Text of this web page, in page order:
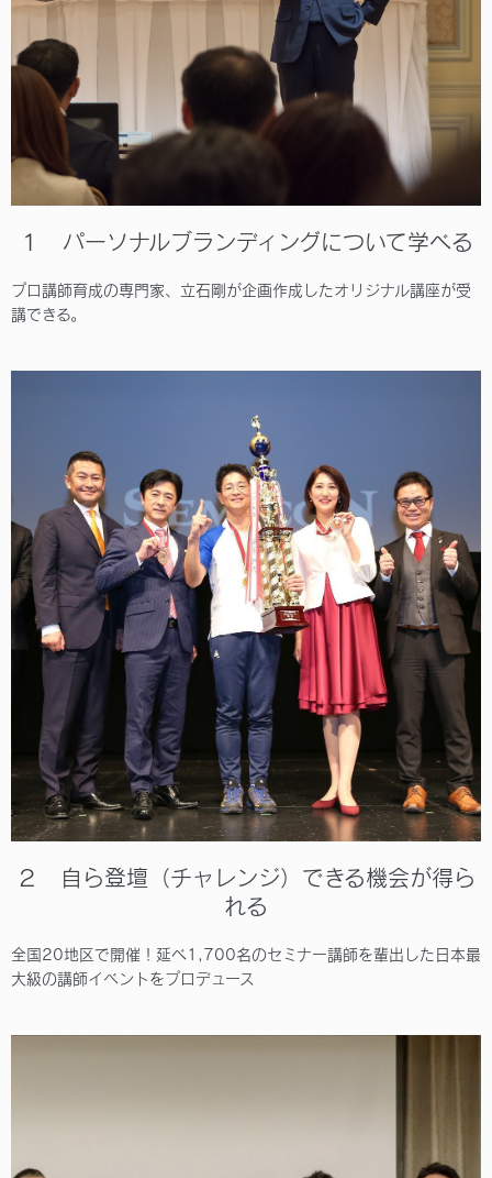
１ パーソナルブランディングについて学べる
プロ講師育成の専門家、立石剛が企画作成したオリジナル講座が受
講できる。
２ 自ら登壇（チャレンジ）できる機会が得ら
れる
全国20地区で開催！延べ1,700名のセミナー講師を輩出した日本最
大級の講師イベントをプロデュース